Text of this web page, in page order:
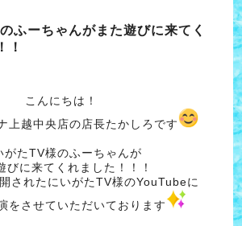
ふーちゃんがまた遊びに来てく
！
こんにちは！
上越中央店の店長たかしろです
がたTV様のふーちゃんが
びに来てくれました！！！
されたにいがたTV様のYouTubeに
をさせていただいております